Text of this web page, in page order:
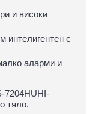
и високи
интелигентен с
аларми и
7204HUHI-
тяло.